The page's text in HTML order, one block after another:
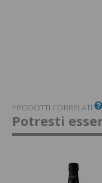
PRODOTTI CORRELATI
Potresti